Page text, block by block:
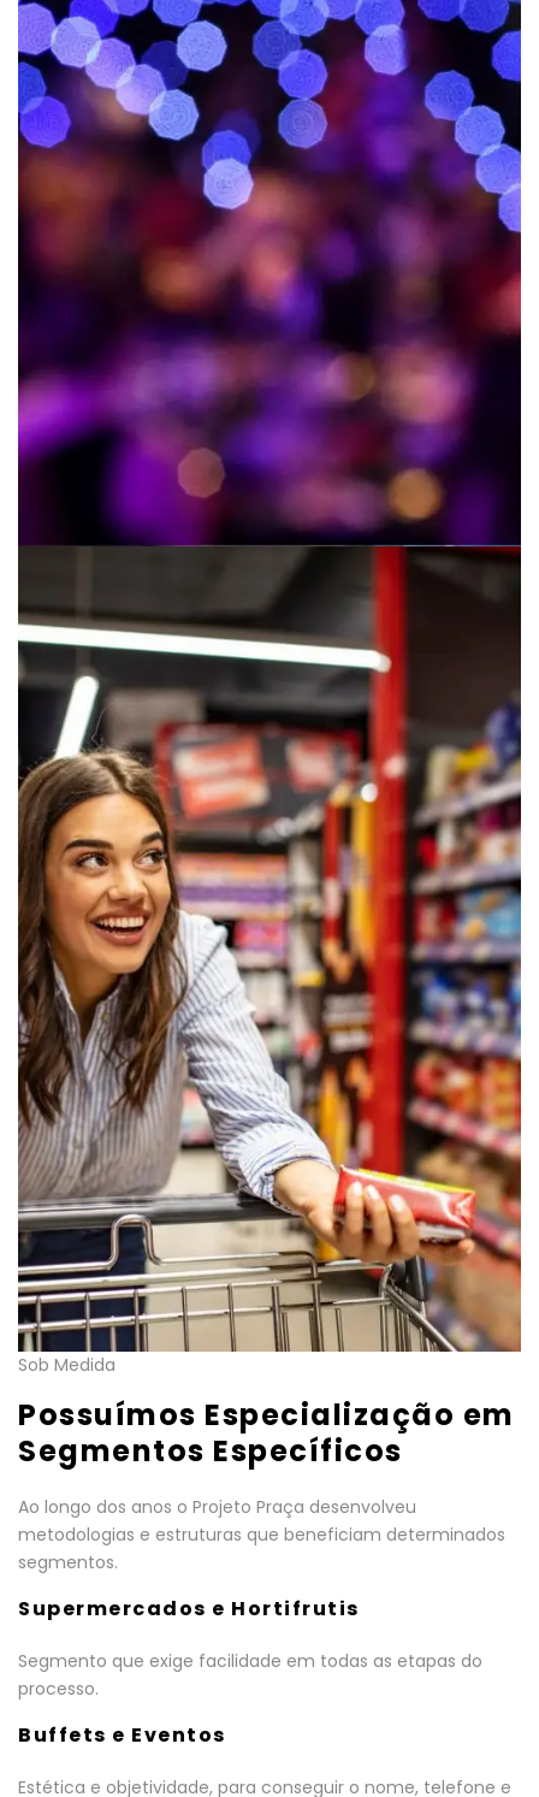
Sob Medida
Possuímos Especialização em
Segmentos Específicos
Ao longo dos anos o Projeto Praça desenvolveu
metodologias e estruturas que beneficiam determinados
segmentos.
Supermercados e Hortifrutis
Segmento que exige facilidade em todas as etapas do
processo.
Buffets e Eventos
Estética e objetividade, para conseguir o nome, telefone e